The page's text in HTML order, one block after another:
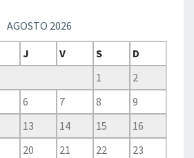
AGOSTO 2026
J V S
D
1
2
6 7 8
9
13 14 15
16
20 21 22
23